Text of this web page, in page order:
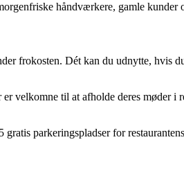
håndværkere, gamle kunder
frokosten. Dét kan du udnytte, hvis
velkomne til at afholde deres møder
parkeringspladser for